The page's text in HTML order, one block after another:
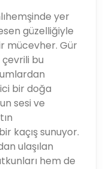
yer
güzelliğiyle
mücevher. Gür
bu
bir doğa
sesi ve
kaçış sunuyor.
ulaşılan
hem de